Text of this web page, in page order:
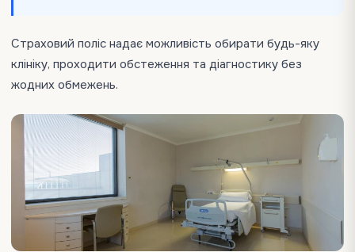
Страховий поліс надає можливість обирати будь-яку
клініку, проходити обстеження та діагностику без
жодних обмежень.